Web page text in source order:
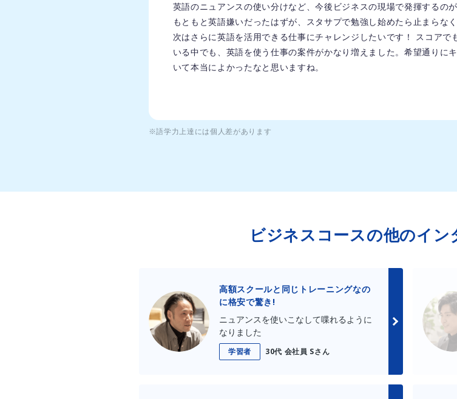
英語のニュアンスの使い分けなど、今後ビジネスの現場で発揮するのが
もともと英語嫌いだったはずが、スタサプで勉強し始めたら止まらな
次はさらに英語を活用できる仕事にチャレンジしたいです！ スコア
いる中でも、英語を使う仕事の案件がかなり増えました。希望通りに
いて本当によかったなと思いますね。
※語学力上達には個人差があります
ビジネスコースの他のイン
高額スクールと同じトレーニングなの
に格安で驚き!
ニュアンスを使いこなして喋れるように
なりました
学習者 30代 会社員 Sさん